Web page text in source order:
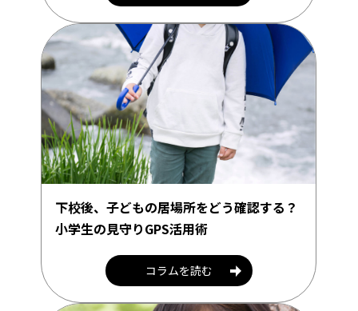
下校後、子どもの居場所をどう確認する？
小学生の見守りGPS活用術
コラムを読む